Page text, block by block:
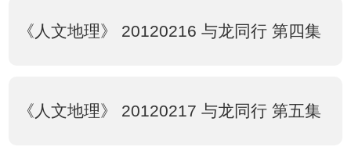
《人文地理》 20120216 与龙同行 第四集
《人文地理》 20120217 与龙同行 第五集